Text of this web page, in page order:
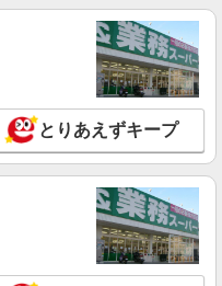
とりあえずキープ